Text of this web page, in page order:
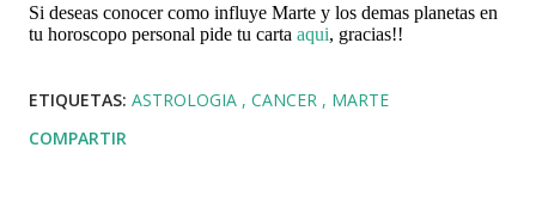
Si deseas conocer como influye Marte y los demas planetas en
tu horoscopo personal pide tu carta aqui, gracias!!
ETIQUETAS: ASTROLOGIA CANCER
MARTE
COMPARTIR